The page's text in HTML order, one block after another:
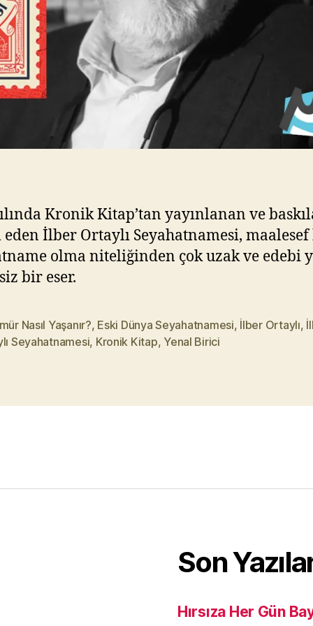
Kronik Kitap’tan yayınlanan ve
eden İlber Ortaylı Seyahatnamesi,
olma niteliğinden çok uzak ve edebi
bir eser.
Nasıl Yaşanır?, Eski Dünya Seyahatnamesi, İlber Ortaylı,
Seyahatnamesi, Kronik Kitap, Yenal Birici
Son
Hırsıza Her Gün